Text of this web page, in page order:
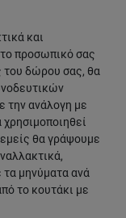
και
το προσωπικό σας
του δώρου σας, θα
την ανάλογη με
θα γράψουμε
τα μηνύματα ανά
το κουτάκι με